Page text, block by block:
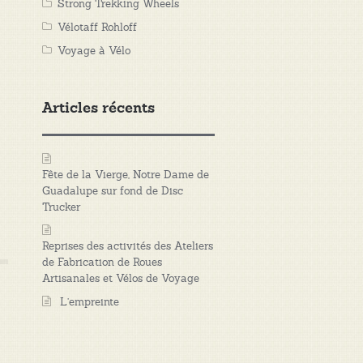
Strong Trekking Wheels
Vélotaff Rohloff
Voyage à Vélo
Articles récents
Fête de la Vierge, Notre Dame de
Guadalupe sur fond de Disc
Trucker
Reprises des activités des Ateliers
de Fabrication de Roues
Artisanales et Vélos de Voyage
L’empreinte